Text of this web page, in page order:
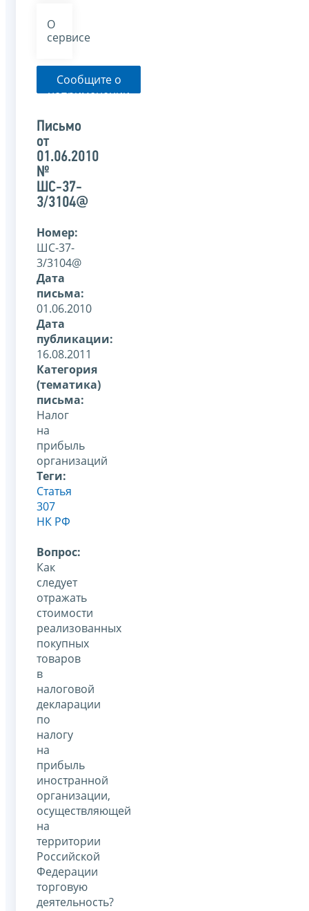
О
сервисе
Сообщите о
неприменении
органом
письма
Письмо
от
01.06.2010
№
ШС-37-
3/3104@
Номер:
ШС-37-
3/3104@
Дата
письма:
01.06.2010
Дата
публикации:
16.08.2011
Категория
(тематика)
письма:
Налог
на
прибыль
организаций
Теги:
Статья
307
НК РФ
Вопрос:
Как
следует
отражать
стоимости
реализованных
покупных
товаров
в
налоговой
декларации
по
налогу
на
прибыль
иностранной
организации,
осуществляющей
на
территории
Российской
Федерации
торговую
деятельность?